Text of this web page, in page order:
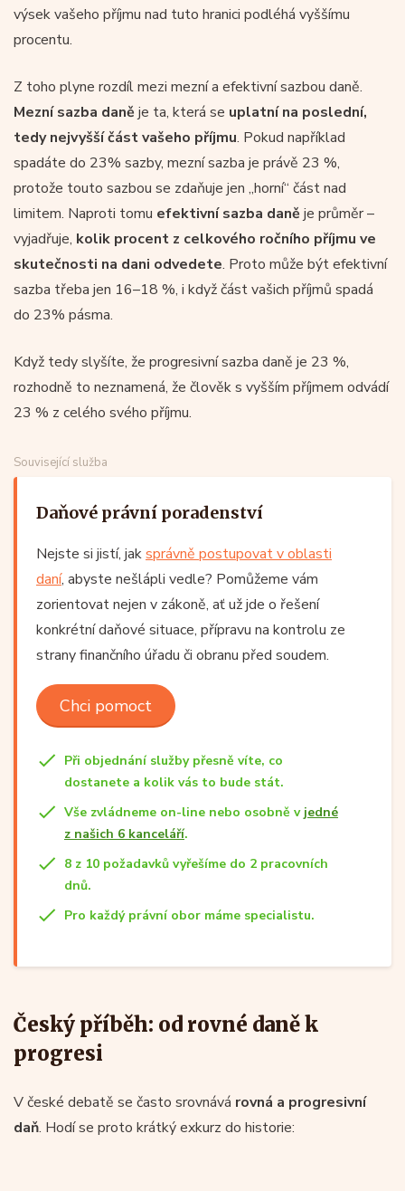
výsek vašeho příjmu nad tuto hranici podléhá vyššímu
procentu.
Z toho plyne rozdíl mezi mezní a efektivní sazbou daně.
Mezní sazba daně je ta, která se uplatní na poslední,
tedy nejvyšší část vašeho příjmu. Pokud například
spadáte do 23% sazby, mezní sazba je právě 23 %,
protože touto sazbou se zdaňuje jen „horní“ část nad
limitem. Naproti tomu efektivní sazba daně je průměr –
vyjadřuje, kolik procent z celkového ročního příjmu ve
skutečnosti na dani odvedete. Proto může být efektivní
sazba třeba jen 16–18 %, i když část vašich příjmů spadá
do 23% pásma.
Když tedy slyšíte, že progresivní sazba daně je 23 %,
rozhodně to neznamená, že člověk s vyšším příjmem odvádí
23 % z celého svého příjmu.
Související služba
Daňové právní poradenství
Nejste si jistí, jaksprávně postupovat v oblasti
daní, abyste nešlápli vedle? Pomůžeme vám
zorientovat nejen v zákoně, ať už jde o řešení
konkrétní daňové situace, přípravu na kontrolu ze
strany finančního úřadu či obranu před soudem.
Chci pomoct
Při objednání služby přesně víte, co
dostanete a kolik vás to bude stát.
Vše zvládneme on-line nebo osobně v jedné
z našich 6 kanceláří.
8 z 10 požadavků vyřešíme do 2 pracovních
dnů.
Pro každý právní obor máme specialistu.
Český příběh: od rovné daně k
progresi
V české debatě se často srovnává rovná a progresivní
daň. Hodí se proto krátký exkurz do historie: